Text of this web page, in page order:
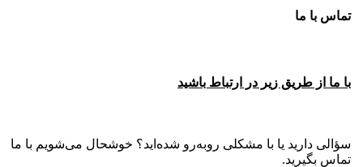
تماس با ما
با ما از طریق زیر در ارتباط باشید
سؤالی دارید یا با مشکلی روبه‌رو شده‌اید؟ خوشحال می‌شویم با ما
تماس بگیرید.